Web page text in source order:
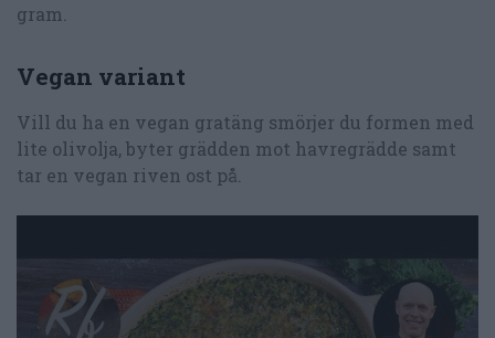
gram.
Vegan variant
Vill du ha en vegan gratäng smörjer du formen med
lite olivolja, byter grädden mot havregrädde samt
tar en vegan riven ost på.